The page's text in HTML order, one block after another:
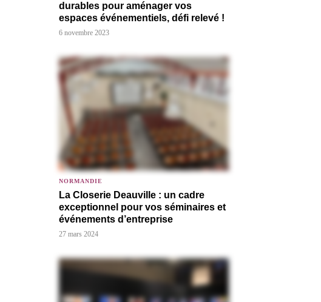
durables pour aménager vos
espaces événementiels, défi relevé !
6 novembre 2023
NORMANDIE
La Closerie Deauville : un cadre
exceptionnel pour vos séminaires et
événements d’entreprise
27 mars 2024